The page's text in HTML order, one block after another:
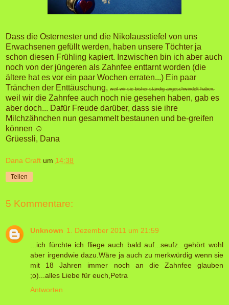
Dass die Osternester und die Nikolausstiefel von uns
Erwachsenen gefüllt werden, haben unsere Töchter ja
schon diesen Frühling kapiert. Inzwischen bin ich aber auch
noch von der jüngeren als Zahnfee enttarnt worden (die
ältere hat es vor ein paar Wochen erraten...) Ein paar
Tränchen der Enttäuschung, weil wir sie bisher ständig angeschwindelt haben,
weil wir die Zahnfee auch noch nie gesehen haben, gab es
aber doch... Dafür Freude darüber, dass sie ihre
Milchzähnchen nun gesammelt bestaunen und be-greifen
können ☺
Grüessli, Dana
Dana Craft um 14:38
Teilen
5 Kommentare:
Unknown 1. Dezember 2011 um 21:59
...ich fürchte ich fliege auch bald auf...seufz...gehört wohl
aber irgendwie dazu.Wäre ja auch zu merkwürdig wenn sie
mit 18 Jahren immer noch an die Zahnfee glauben
;o)...alles Liebe für euch,Petra
Antworten